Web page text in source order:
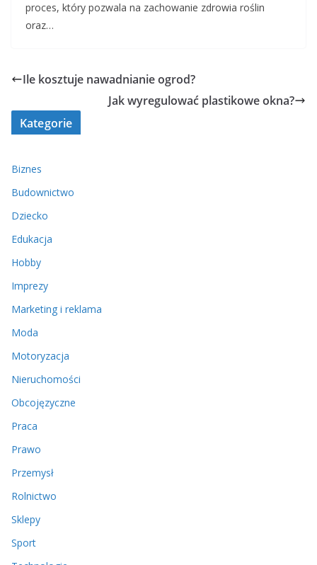
proces, który pozwala na zachowanie zdrowia roślin
oraz…
Ile kosztuje nawadnianie ogrod?
Jak wyregulować plastikowe okna?
Kategorie
Biznes
Budownictwo
Dziecko
Edukacja
Hobby
Imprezy
Marketing i reklama
Moda
Motoryzacja
Nieruchomości
Obcojęzyczne
Praca
Prawo
Przemysł
Rolnictwo
Sklepy
Sport